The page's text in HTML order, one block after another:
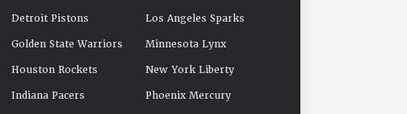
Detroit Pistons
Golden State Warriors
Houston Rockets
Indiana Pacers
Los Angeles Sparks
Minnesota Lynx
New York Liberty
Phoenix Mercury